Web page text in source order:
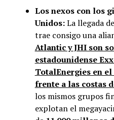
Los nexos con los
Unidos:La llegada de
trae consigo una
Atlantic y JHI son
estadounidense
TotalEnergies en
frente a las costas
los mismos grupos
explotan el